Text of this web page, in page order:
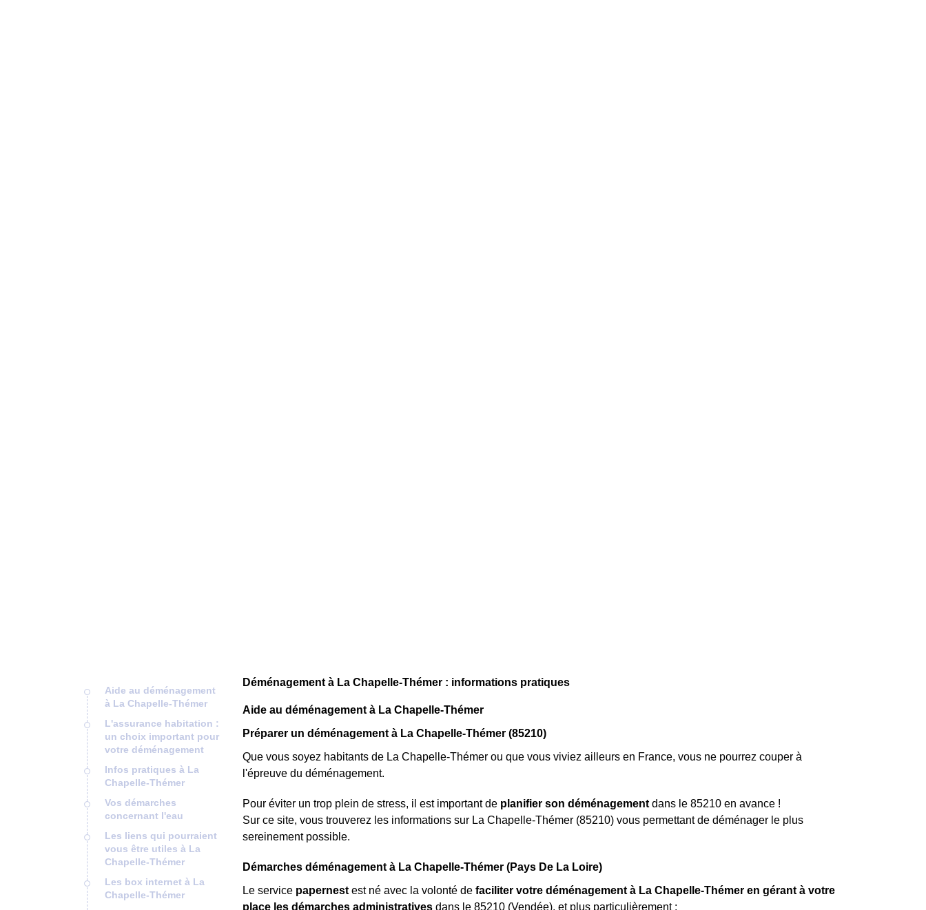
Aide au déménagement
à La Chapelle-Thémer
L'assurance habitation :
un choix important pour
votre déménagement
Infos pratiques à La
Chapelle-Thémer
Vos démarches
concernant l'eau
Les liens qui pourraient
vous être utiles à La
Chapelle-Thémer
Les box internet à La
Chapelle-Thémer
Déménagement à La Chapelle-Thémer : informations pratiques
Aide au déménagement à La Chapelle-Thémer
Préparer un déménagement à La Chapelle-Thémer (85210)
Que vous soyez habitants de La Chapelle-Thémer ou que vous viviez ailleurs en France, vous ne pourrez couper à
l'épreuve du déménagement.
Pour éviter un trop plein de stress, il est important de planifier son déménagement dans le 85210 en avance !
Sur ce site, vous trouverez les informations sur La Chapelle-Thémer (85210) vous permettant de déménager le plus
sereinement possible.
Démarches déménagement à La Chapelle-Thémer (Pays De La Loire)
Le service papernest est né avec la volonté de faciliter votre déménagement à La Chapelle-Thémer en gérant à votre
place les démarches administratives dans le 85210 (Vendée), et plus particulièrement :